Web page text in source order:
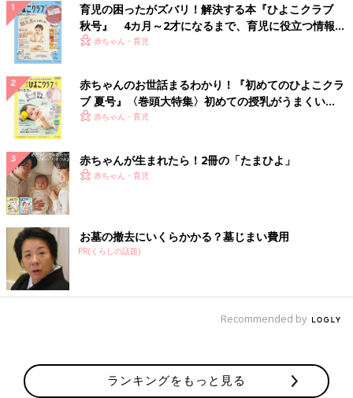
IKUMIさんは、ユニクロの「スウェットワイドパンツ」を購入。
ウエスト部分がゴムなのでラクにはけ、すそはしぼることもでき
育児の困ったがズバリ！解決する本『ひよこクラブ
秋号』 4カ月～2才になるまで、育児に役立つ情報が
いっぱい！
赤ちゃん・育児
赤ちゃんのお世話まるわかり！『初めてのひよこクラ
ブ 夏号』〈巻頭大特集〉初めての授乳がうまくい
く！ おっぱい・ミルクの基本と夏のトラブル 解決テ
赤ちゃん・育児
赤ちゃんが生まれたら！2冊の「たまひよ」
赤ちゃん・育児
お墓の撤去にいくらかかる？墓じまい費用
PR(くらしの話題)
Recommended by
ランキングをもっと見る